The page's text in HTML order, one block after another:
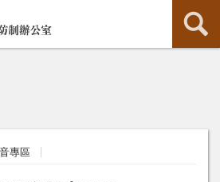
專區